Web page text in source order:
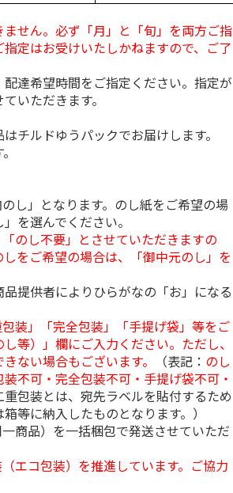
せん。必ず「月」と「旬」を両方ご指
定はお受けいたしかねますので、ご了
達希望時間をご指定ください。指定が
いただきます。
チルドゆうパックでお届けします。
し」となります。のし紙をご希望の場
を選んでください。
のし不要」とさせていただきますの
をご希望の場合は、「御中元のし」を
提供者によりひらがなの「お」になる
装」「完全包装」「手提げ袋」等をご
等）」欄にご入力ください。ただし、
ない場合もございます。
（表記： のし
不可・完全包装不可・手提げ袋不可・
重包装とは、宛先ラベルを貼付するため
等に納入したものとなります。）
商品）を一括梱包で発送させていただ
エコ包装）を推進しています。ご協力